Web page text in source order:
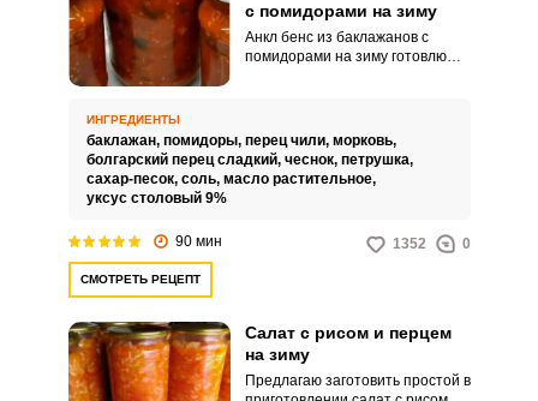
с помидорами на зиму
Анкл бенс из баклажанов с
помидорами на зиму готовлю
из мяса и рыбы, а также с ним
очень вкусно есть спагетти и
рис.
ИНГРЕДИЕНТЫ
баклажан, помидоры, перец чили, морковь,
болгарский перец сладкий, чеснок, петрушка,
сахар-песок, соль, масло растительное,
уксус столовый 9%
90 мин 1352 0
СМОТРЕТЬ РЕЦЕПТ
Салат с рисом и перцем
на зиму
Предлагаю заготовить простой в